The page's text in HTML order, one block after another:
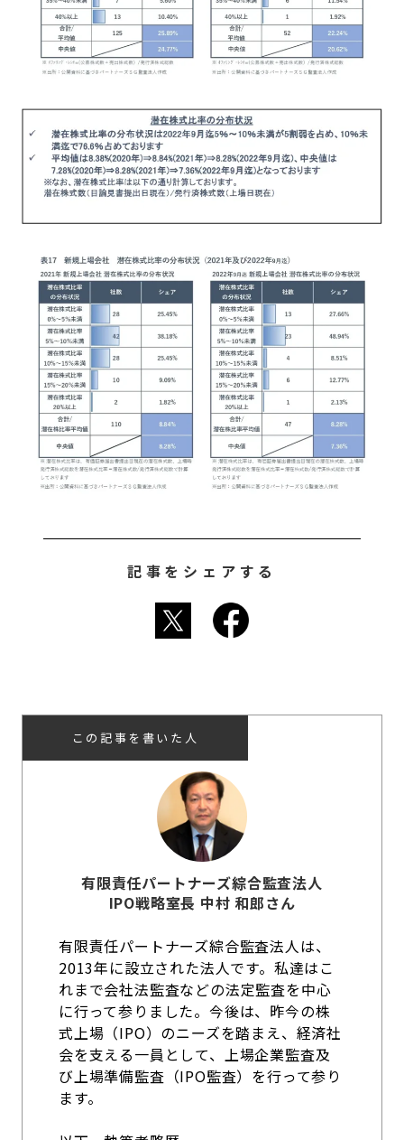
記事をシェアする
この記事を書いた人
有限責任パートナーズ綜合監査法人
IPO戦略室長 中村 和郎さん
有限責任パートナーズ綜合監査法人は、
2013年に設立された法人です。私達はこ
れまで会社法監査などの法定監査を中心
に行って参りました。今後は、昨今の株
式上場（IPO）のニーズを踏まえ、経済社
会を支える一員として、上場企業監査及
び上場準備監査（IPO監査）を行って参り
ます。